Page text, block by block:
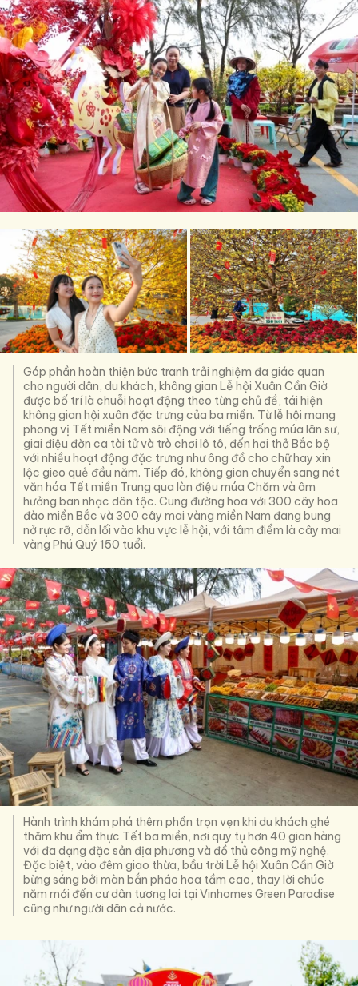
Góp phần hoàn thiện bức tranh trải nghiệm đa giác quan
cho người dân, du khách, không gian Lễ hội Xuân Cần Giờ
được bố trí là chuỗi hoạt động theo từng chủ đề, tái hiện
không gian hội xuân đặc trưng của ba miền. Từ lễ hội mang
phong vị Tết miền Nam sôi động với tiếng trống múa lân sư,
giai điệu đờn ca tài tử và trò chơi lô tô, đến hơi thở Bắc bộ
với nhiều hoạt động đặc trưng như ông đồ cho chữ hay xin
lộc gieo quẻ đầu năm. Tiếp đó, không gian chuyển sang nét
văn hóa Tết miền Trung qua làn điệu múa Chăm và âm
hưởng ban nhạc dân tộc. Cung đường hoa với 300 cây hoa
đào miền Bắc và 300 cây mai vàng miền Nam đang bung
nở rực rỡ, dẫn lối vào khu vực lễ hội, với tâm điểm là cây mai
vàng Phú Quý 150 tuổi.
Hành trình khám phá thêm phần trọn vẹn khi du khách ghé
thăm khu ẩm thực Tết ba miền, nơi quy tụ hơn 40 gian hàng
với đa dạng đặc sản địa phương và đồ thủ công mỹ nghệ.
Đặc biệt, vào đêm giao thừa, bầu trời Lễ hội Xuân Cần Giờ
bừng sáng bởi màn bắn pháo hoa tầm cao, thay lời chúc
năm mới đến cư dân tương lai tại Vinhomes Green Paradise
cũng như người dân cả nước.